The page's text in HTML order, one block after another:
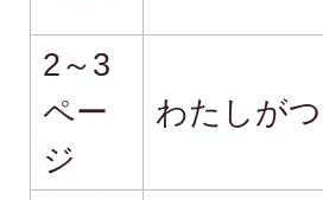
2～3
ペー
ジ
わたしが